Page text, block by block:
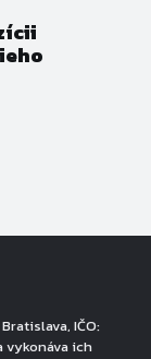
IČO:
vykonáva ich